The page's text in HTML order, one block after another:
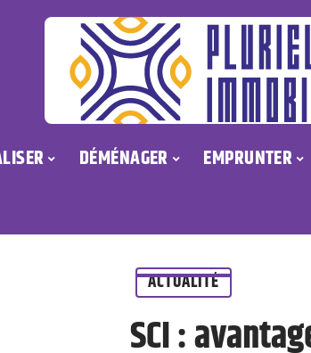
DÉMÉNAGER EMPRUNTER
ACTUALITÉ
SCI :